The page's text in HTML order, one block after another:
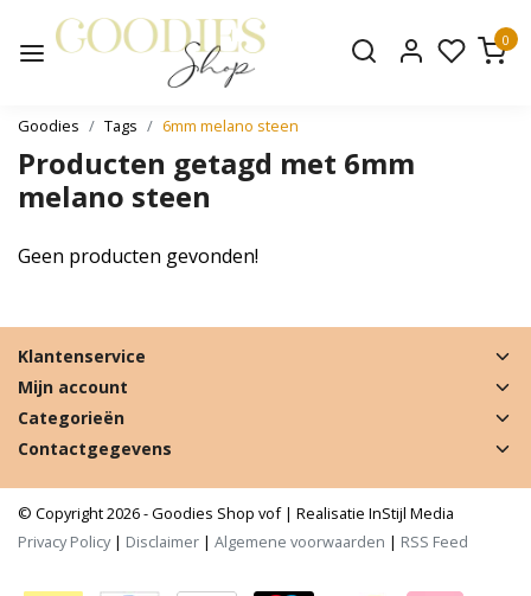
0
Goodies Tags 6mm melano steen
Producten getagd met 6mm
melano steen
Geen producten gevonden!
Klantenservice
Mijn account
Categorieën
Contactgegevens
© Copyright 2026 - Goodies Shop vof | Realisatie InStijl Media
Privacy Policy| Disclaimer | Algemene voorwaarden | RSS Feed